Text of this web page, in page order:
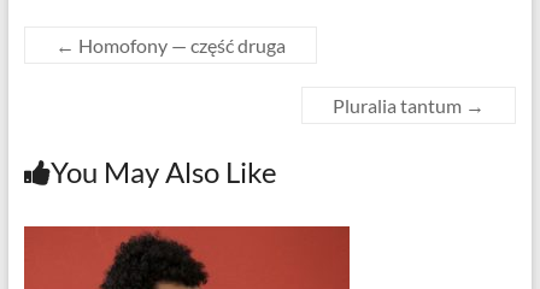
← Homofony — część druga
Pluralia tantum →
You May Also Like